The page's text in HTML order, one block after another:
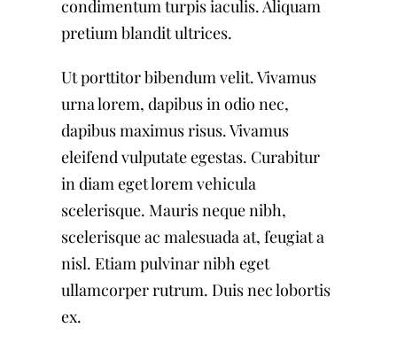
condimentum turpis iaculis. Aliquam
pretium blandit ultrices.
Ut porttitor bibendum velit. Vivamus
urna lorem, dapibus in odio nec,
dapibus maximus risus. Vivamus
eleifend vulputate egestas. Curabitur
in diam eget lorem vehicula
scelerisque. Mauris neque nibh,
scelerisque ac malesuada at, feugiat a
nisl. Etiam pulvinar nibh eget
ullamcorper rutrum. Duis nec lobortis
ex.